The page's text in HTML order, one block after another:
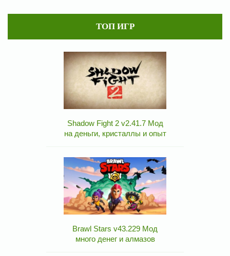
ТОП ИГР
Shadow Fight 2 v2.41.7 Мод
на деньги, кристаллы и опыт
Brawl Stars v43.229 Мод
много денег и алмазов